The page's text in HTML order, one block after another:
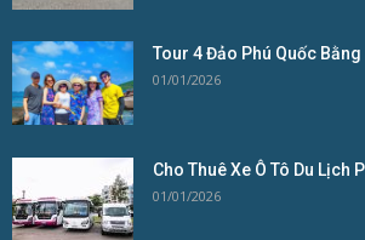
Tour 4 Đảo Phú Quốc Bằng
01/01/2026
Cho Thuê Xe Ô Tô Du Lịch
01/01/2026